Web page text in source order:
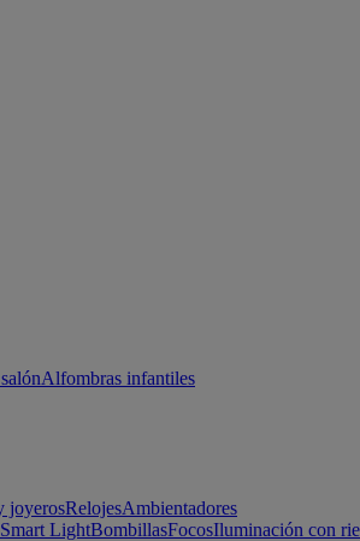
Alfombras infantiles
joyerosRelojesAmbientadores
Smart LightBombillasFocosIluminación con